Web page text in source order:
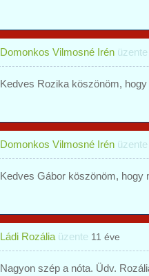
Domonkos Vilmosné Irén
Kedves Rozika köszönöm,
Domonkos Vilmosné Irén
Kedves Gábor köszönöm, hogy
Ládi Rozália üzente 11 éve
Nagyon szép a nóta. Üdv.